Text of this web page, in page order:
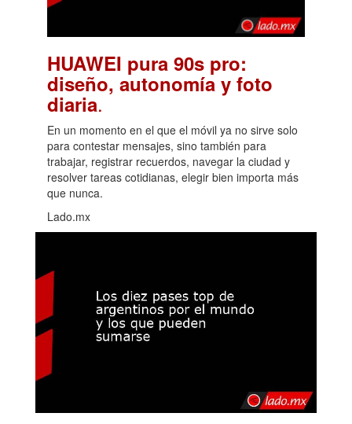
HUAWEI pura 90s pro:
diseño, autonomía y foto
diaria.
En un momento en el que el móvil ya no sirve solo
para contestar mensajes, sino también para
trabajar, registrar recuerdos, navegar la ciudad y
resolver tareas cotidianas, elegir bien importa más
que nunca.
Lado.mx